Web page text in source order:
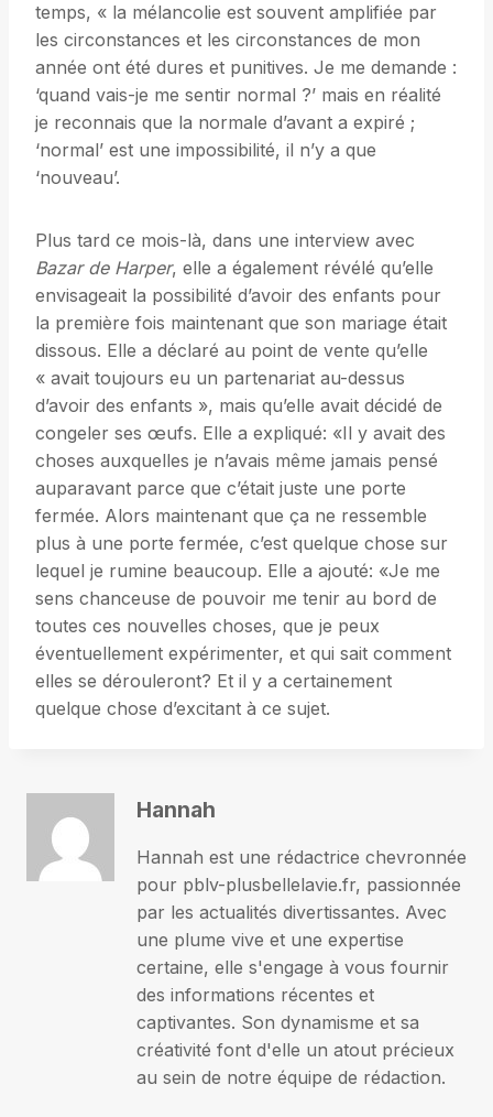
temps, « la mélancolie est souvent amplifiée par
les circonstances et les circonstances de mon
année ont été dures et punitives. Je me demande :
‘quand vais-je me sentir normal ?’ mais en réalité
je reconnais que la normale d’avant a expiré ;
‘normal’ est une impossibilité, il n’y a que
‘nouveau’.
Plus tard ce mois-là, dans une interview avec
Bazar de Harper, elle a également révélé qu’elle
envisageait la possibilité d’avoir des enfants pour
la première fois maintenant que son mariage était
dissous. Elle a déclaré au point de vente qu’elle
« avait toujours eu un partenariat au-dessus
d’avoir des enfants », mais qu’elle avait décidé de
congeler ses œufs. Elle a expliqué: «Il y avait des
choses auxquelles je n’avais même jamais pensé
auparavant parce que c’était juste une porte
fermée. Alors maintenant que ça ne ressemble
plus à une porte fermée, c’est quelque chose sur
lequel je rumine beaucoup. Elle a ajouté: «Je me
sens chanceuse de pouvoir me tenir au bord de
toutes ces nouvelles choses, que je peux
éventuellement expérimenter, et qui sait comment
elles se dérouleront? Et il y a certainement
quelque chose d’excitant à ce sujet.
Hannah
Hannah est une rédactrice chevronnée
pour pblv-plusbellelavie.fr, passionnée
par les actualités divertissantes. Avec
une plume vive et une expertise
certaine, elle s'engage à vous fournir
des informations récentes et
captivantes. Son dynamisme et sa
créativité font d'elle un atout précieux
au sein de notre équipe de rédaction.